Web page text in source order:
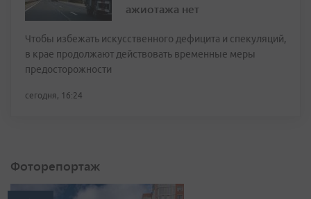
ажиотажа нет
Чтобы избежать искусственного дефицита и спекуляций,
в крае продолжают действовать временные меры
предосторожности
сегодня, 16:24
Фоторепортаж